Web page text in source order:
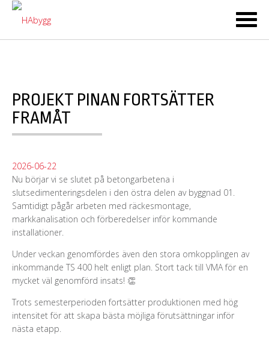
to
PROJEKT PINAN FORTSÄTTER
FRAMÅT
2026-06-22
Nu börjar vi se slutet på betongarbetena i
slutsedimenteringsdelen i den östra delen av byggnad 01.
Samtidigt pågår arbeten med räckesmontage,
markkanalisation och förberedelser inför kommande
installationer.
Under veckan genomfördes även den stora omkopplingen av
inkommande TS 400 helt enligt plan. Stort tack till VMA för en
mycket väl genomförd insats! 👏
Trots semesterperioden fortsätter produktionen med hög
intensitet för att skapa bästa möjliga förutsättningar inför
nästa etapp.